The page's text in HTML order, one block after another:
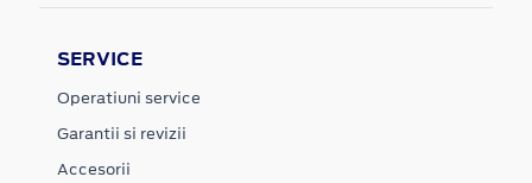
SERVICE
Operatiuni service
Garantii si revizii
Accesorii